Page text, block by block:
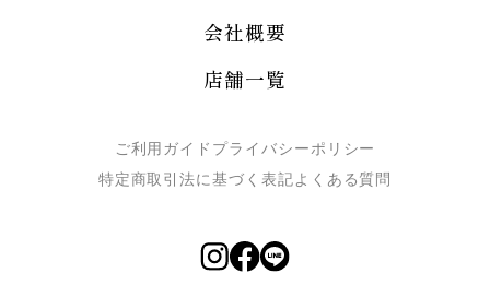
会社概要
店舗一覧
ご利用ガイド プライバシーポリシー
特定商取引法に基づく表記よくある質問